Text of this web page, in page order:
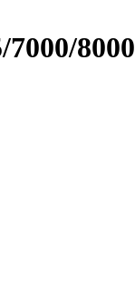
8000